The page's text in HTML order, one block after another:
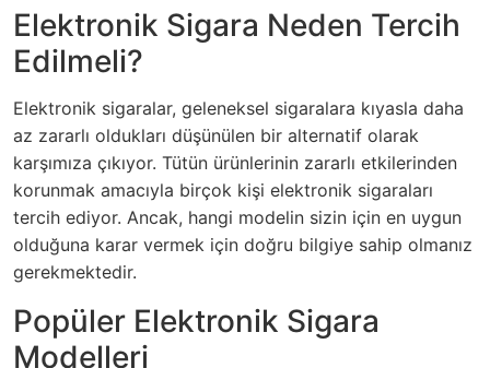
Elektronik Sigara Neden Tercih
Edilmeli?
Elektronik sigaralar, geleneksel sigaralara kıyasla daha
az zararlı oldukları düşünülen bir alternatif olarak
karşımıza çıkıyor. Tütün ürünlerinin zararlı etkilerinden
korunmak amacıyla birçok kişi elektronik sigaraları
tercih ediyor. Ancak, hangi modelin sizin için en uygun
olduğuna karar vermek için doğru bilgiye sahip olmanız
gerekmektedir.
Popüler Elektronik Sigara
Modelleri